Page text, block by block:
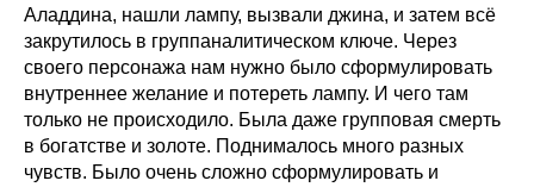
Аладдина, нашли лампу, вызвали джина, и затем всё
закрутилось в группаналитическом ключе. Через
своего персонажа нам нужно было сформулировать
внутреннее желание и потереть лампу. И чего там
только не происходило. Была даже групповая смерть
в богатстве и золоте. Поднималось много разных
чувств. Было очень сложно сформулировать и